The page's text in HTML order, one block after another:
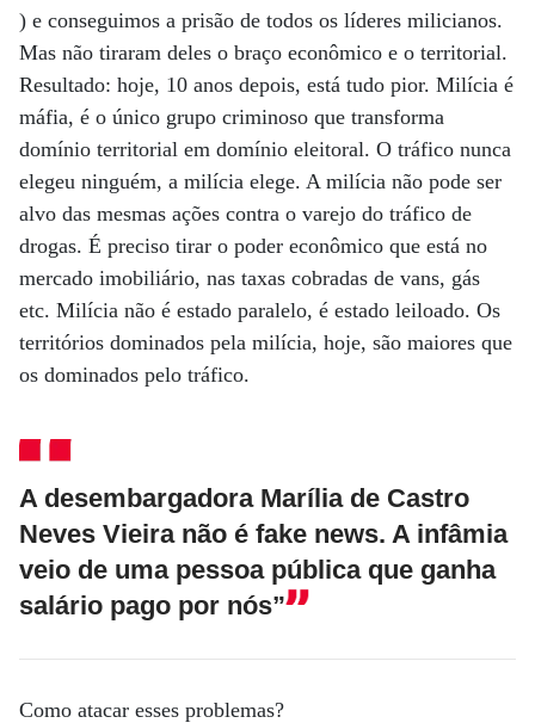
) e conseguimos a prisão de todos os líderes milicianos.
Mas não tiraram deles o braço econômico e o territorial.
Resultado: hoje, 10 anos depois, está tudo pior. Milícia é
máfia, é o único grupo criminoso que transforma
domínio territorial em domínio eleitoral. O tráfico nunca
elegeu ninguém, a milícia elege. A milícia não pode ser
alvo das mesmas ações contra o varejo do tráfico de
drogas. É preciso tirar o poder econômico que está no
mercado imobiliário, nas taxas cobradas de vans, gás
etc. Milícia não é estado paralelo, é estado leiloado. Os
territórios dominados pela milícia, hoje, são maiores que
os dominados pelo tráfico.
A desembargadora Marília de Castro
Neves Vieira não é fake news. A infâmia
veio de uma pessoa pública que ganha
salário pago por nós”
Como atacar esses problemas?